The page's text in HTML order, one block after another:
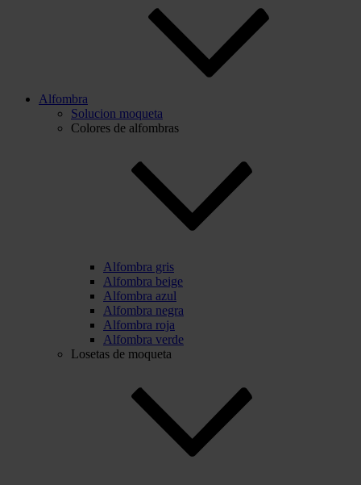
Alfombra
Solucion moqueta
Colores de alfombras
Alfombra gris
Alfombra beige
Alfombra azul
Alfombra negra
Alfombra roja
Alfombra verde
Losetas de moqueta